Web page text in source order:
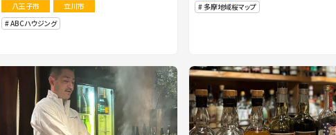
八王子市
立川市
ABCハウジング
多摩地域桜マップ